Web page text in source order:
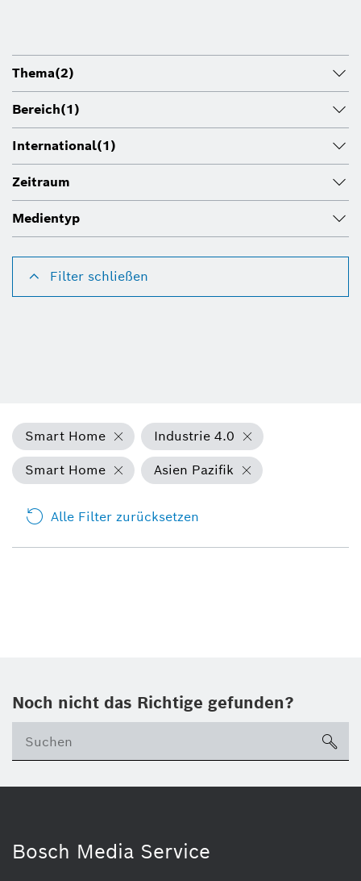
Thema(2)
Bereich(1)
International(1)
Zeitraum
Medientyp
Filter schließen
Smart Home
Industrie 4.0
Smart Home
Asien Pazifik
Alle Filter zurücksetzen
Noch nicht das Richtige gefunden?
Bosch Media Service